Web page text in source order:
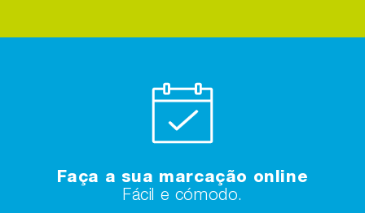
Faça a sua marcação online
Fácil e cómodo.